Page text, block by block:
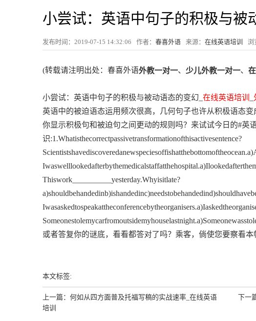
小尝试：英语中句子的积极与被
发布时间：2019-07-15 14:32:06 作者： 春喜外语 来源： 在线英语培训 浏
(转载请注明出处：春喜外语外教一对一、 少儿外教一对一、
小尝试：英语中句子的积极与被动语态的变幻_ 在线英语培训
英语中的被迫语态运用频次很高，几何句子也许从积极语态变
你显示积极句和被迫句之间更动的规则吗？来试试今日的#英
识:1.Whatisthecorrectpassivetransformationofthisactivesentence?
Thiswork__________yesterday.Whyisitlate?
或者答复你的谜底，看看都答对了吗？乘客，倘使您要察看
本文标签:
上一篇： 何如从四方面普及托福写稿的实战速率_在线英语
培训
下一